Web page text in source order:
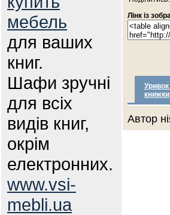
мебель
для ваших
книг.
Шафи зручні
для всіх
видів книг,
окрім
електронних.
www.vsi-
mebli.ua
Лінк із
Уривок
книжки
Автор